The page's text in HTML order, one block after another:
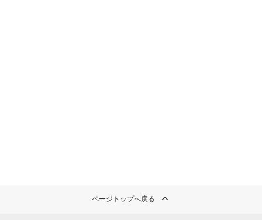
ページトップへ戻る